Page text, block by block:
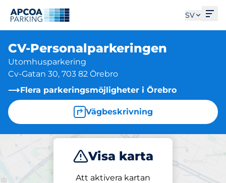
SV
CV-Personalparkeringen
Utomhusparkering
Cv-Gatan 30, 703 82 Örebro
Flera parkeringsmöjligheter i Örebro
Vägbeskrivning
Visa karta
Att aktivera kartan
Parkera